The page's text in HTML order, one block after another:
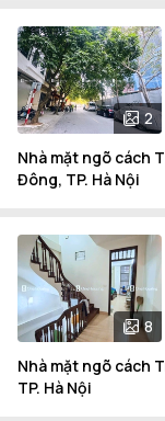
2
Nhà mặt ngõ cách
Đông, TP. Hà Nội
8
Nhà mặt ngõ cách
TP. Hà Nội